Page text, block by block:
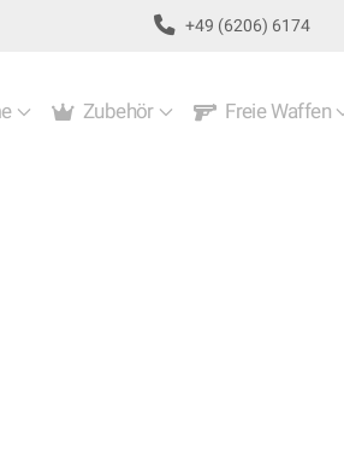
+49 (6206) 6174
Zubehör Freie Waffen